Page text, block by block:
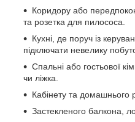
Коридору або
та розетка для пилососа.
Кухні, де поруч із
підключати невелику
Спальні або гостьової
чи ліжка.
Кабінету та домашнього
Застекленого балкона,